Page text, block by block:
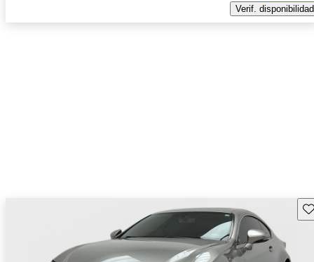
Verif. disponibilidad